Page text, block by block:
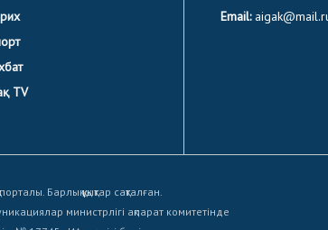
TV
Email:
Барлық құқықтар сақталған.
министрлігі ақпарат комитетінде